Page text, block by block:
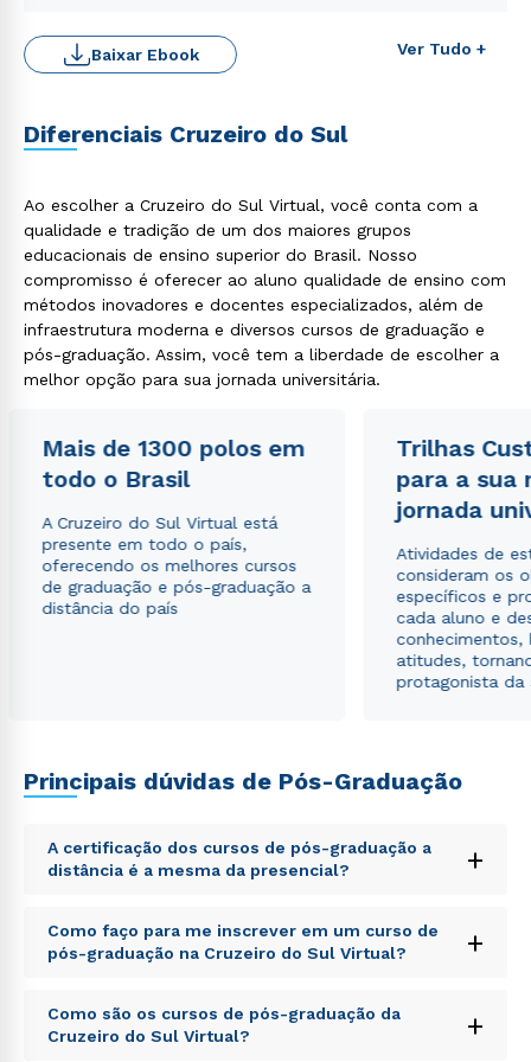
Ver Tudo +
Baixar Ebook
Diferenciais Cruzeiro do Sul
Ao escolher a Cruzeiro do Sul Virtual, você conta com a
qualidade e tradição de um dos maiores grupos
educacionais de ensino superior do Brasil. Nosso
compromisso é oferecer ao aluno qualidade de ensino com
métodos inovadores e docentes especializados, além de
infraestrutura moderna e diversos cursos de graduação e
pós-graduação. Assim, você tem a liberdade de escolher a
melhor opção para sua jornada universitária.
Mais de 1300 polos em
todo o Brasil
A Cruzeiro do Sul Virtual está
presente em todo o país,
oferecendo os melhores cursos
de graduação e pós-graduação a
distância do país
Trilhas
para a sua
jornada
Atividades de
consideram os
específicos e
cada aluno e
conhecimentos,
atitudes,
protagonista da
Principais dúvidas de Pós-Graduação
A certificação dos cursos de pós-graduação a
distância é a mesma da presencial?
+
Sed ut perspiciatis unde omnis iste natus error sit
voluptatem accusantium doloremque laudantium,
totam rem aperiam, eaque ipsa quae ab illo inventore
explicabo. Nemo enim ipsam voluptatem quia
voluptas sit aspernatur aut odit aut fugit, sed quia
Como faço para me inscrever em um curso de
pós-graduação na Cruzeiro do Sul Virtual?
+
Sed ut perspiciatis unde omnis iste natus error sit
voluptatem accusantium doloremque laudantium,
Como são os cursos de pós-graduação da
Cruzeiro do Sul Virtual?
+
Rápido e fácil
WhatsApp
ou
Estou de acordo com a Política de Privacidade.e
autorizo que meus dados sejam utilizados para o
envio de conteúdos da Cruzeiro do Sul.